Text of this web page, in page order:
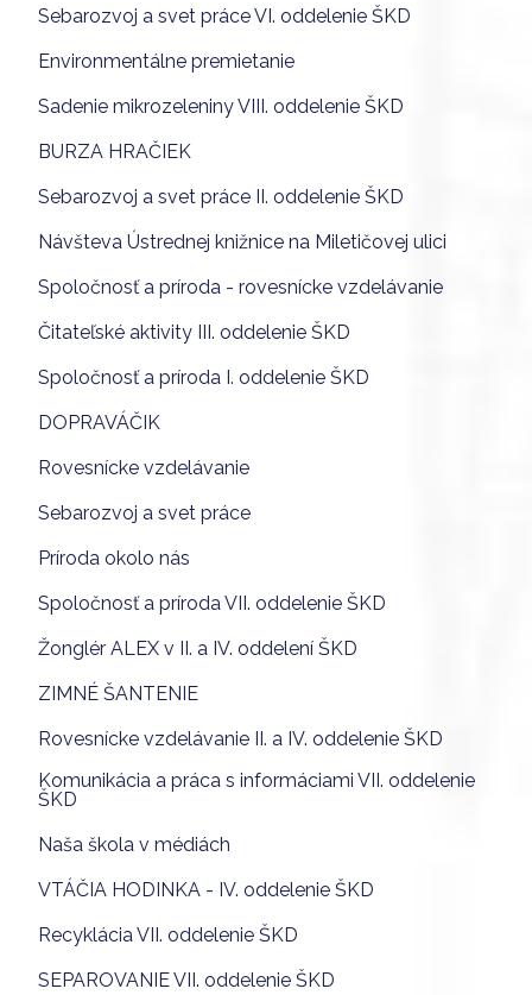
Sebarozvoj a svet práce VI. oddelenie ŠKD
Environmentálne premietanie
Sadenie mikrozeleniny VIII. oddelenie ŠKD
BURZA HRAČIEK
Sebarozvoj a svet práce II. oddelenie ŠKD
Návšteva Ústrednej knižnice na Miletičovej ulici
Spoločnosť a príroda - rovesnícke vzdelávanie
Čitateľské aktivity III. oddelenie ŠKD
Spoločnosť a príroda I. oddelenie ŠKD
DOPRAVÁČIK
Rovesnícke vzdelávanie
Sebarozvoj a svet práce
Príroda okolo nás
Spoločnosť a príroda VII. oddelenie ŠKD
Žonglér ALEX v II. a IV. oddelení ŠKD
ZIMNÉ ŠANTENIE
Rovesnícke vzdelávanie II. a IV. oddelenie ŠKD
Komunikácia a práca s informáciami VII. oddelenie
ŠKD
Naša škola v médiách
VTÁČIA HODINKA - IV. oddelenie ŠKD
Recyklácia VII. oddelenie ŠKD
SEPAROVANIE VII. oddelenie ŠKD